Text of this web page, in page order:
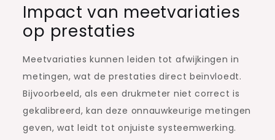
Impact van meetvariaties
op prestaties
Meetvariaties kunnen leiden tot afwijkingen in
metingen, wat de prestaties direct beïnvloedt.
Bijvoorbeeld, als een drukmeter niet correct is
gekalibreerd, kan deze onnauwkeurige metingen
geven, wat leidt tot onjuiste systeemwerking.